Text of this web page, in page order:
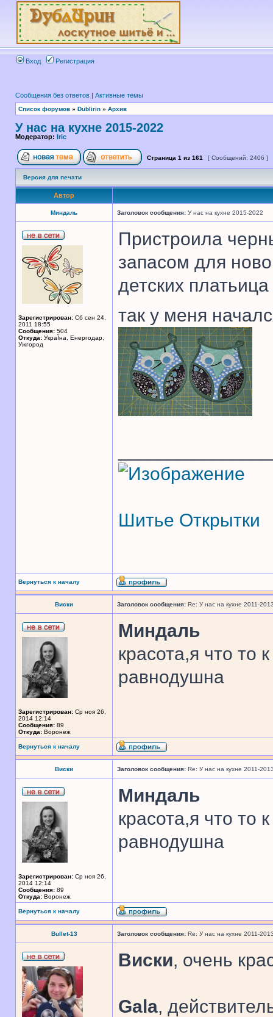
Вход Регистрация
Сообщения без ответов | Активные темы
Список форумов » Dublirin » Архив
У нас на кухне 2015-2022
Модератор: Iric
Страница 1 из 161 [ Сообщений: 2406 ]
Версия для печати
Автор
Миндаль Заголовок сообщения: У нас на кухне 2015-2022
Зарегистрирован: Сб сен 24,
2011 18:55
Сообщения: 504
Откуда: УкраЇна, Енергодар,
Ужгород
Пристроила
запасом для
детских
так у меня
Шитье Открытки
Вернуться к началу
Виски Заголовок сообщения: Re: У нас на кухне 2011-
Зарегистрирован: Ср ноя 26,
2014 12:14
Сообщения: 89
Откуда: Воронеж
Миндаль
красота,я что то
равнодушна
Вернуться к началу
Виски Заголовок сообщения: Re: У нас на кухне 2011-
Зарегистрирован: Ср ноя 26,
2014 12:14
Сообщения: 89
Откуда: Воронеж
Миндаль
красота,я что то
равнодушна
Вернуться к началу
Bullet-13 Заголовок сообщения: Re: У нас на кухне 2011-
Виски, очень
Gala,